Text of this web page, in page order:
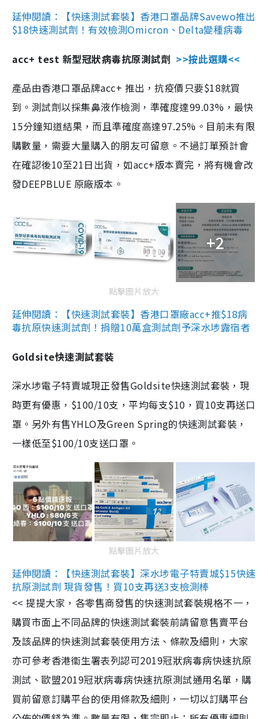
延伸閱讀：【快速測試套裝】香港口罩品牌Savewo推出
$18快速測試劑！有效檢測Omicron、Delta變種病毒
acc+ test 新型冠狀病毒抗原測試劑 >>按此選購<<
產品由香港口罩品牌acc+ 推出，抗疫價只要$18就買
到。測試劑以採集鼻液作檢測，準確度達99.03%，最快
15分鐘知道結果，而且準確度高達97.25%。目前未有限
購數量，需要大量購入的朋友可留意。不過訂單預計會
在確認後10至21日出貨，如acc+版本賣完，將有機會改
發DEEPBLUE 原廠版本。
+2
點擊圖片放大
延伸閱讀：【快速測試套裝】香港口罩廠acc+推$18病
毒抗原快速測試劑！捐贈10萬盒測試劑予深水埗露宿者
Goldsite快速測試套裝
深水埗電子特賣城現正發售Goldsite快速測試套裝，現
時更有優惠，$100/10支，平均每支$10，買10支再送口
罩。另外有售YHLO及Green Spring的快速測試套裝，
一樣低至$100/10支送口罩。
點擊圖片放大
延伸閱讀：【快速測試套裝】深水埗電子特賣城$15快速
抗原測試劑 現貨發售！買10支再送3支檢測棒
<< 提提大家，各零售商發售的快速測試套裝規格不一，
購買市面上不同品牌的快速測試套裝前請留意售賣平台
及該品牌的快速測試套裝使用方法、條款及細則，大家
亦可參考香港衞生署表列認可2019冠狀病毒病快速抗原
測試、歐盟2019冠狀病毒病快速抗原測試通用名單，購
買前留意訂購平台的使用條款及細則，一切以訂購平台